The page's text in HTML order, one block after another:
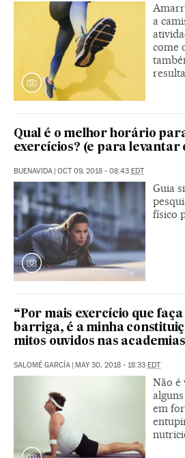
a
come
Qual é o melhor horário
exercícios? (e para levantar
BUENAVIDA | OCT 09, 2018 - 08:43 EDT
Guia
físico
“Por mais exercício que
barriga, é a minha
mitos ouvidos nas academias
SALOMÉ GARCÍA | MAY 30, 2018 - 18:33 EDT
Não é
em